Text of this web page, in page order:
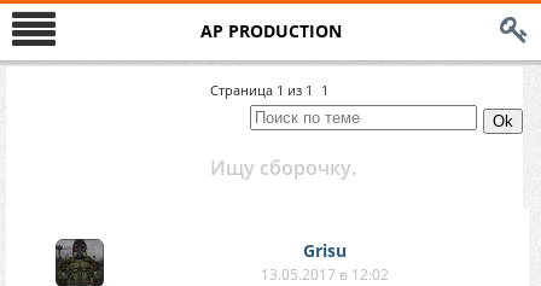
AP PRODUCTION
Страница 1 из 1 1
Ищу сборочку.
Grisu
13.05.2017 в 12:02